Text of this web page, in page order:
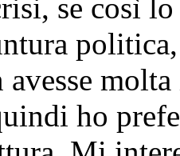
se così
avesse
ho